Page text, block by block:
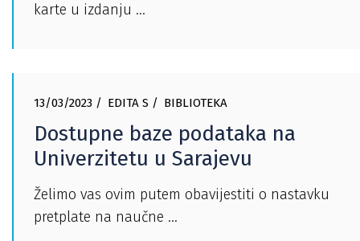
karte u izdanju
13/03/2023 EDITA S BIBLIOTEKA
Dostupne baze podataka na
Univerzitetu u Sarajevu
Želimo vas ovim putem obavijestiti o nastavku
pretplate na naučne